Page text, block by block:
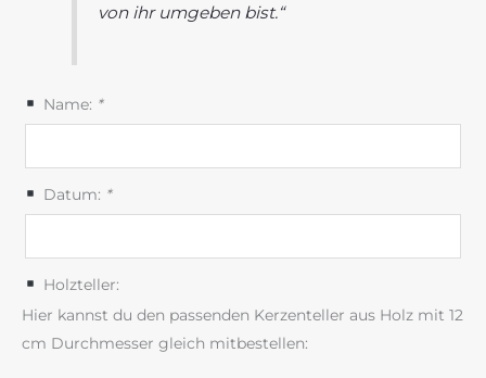
von ihr umgeben bist.“
Name: *
Datum: *
Holzteller:
Hier kannst du den passenden Kerzenteller aus Holz mit 12
cm Durchmesser gleich mitbestellen: